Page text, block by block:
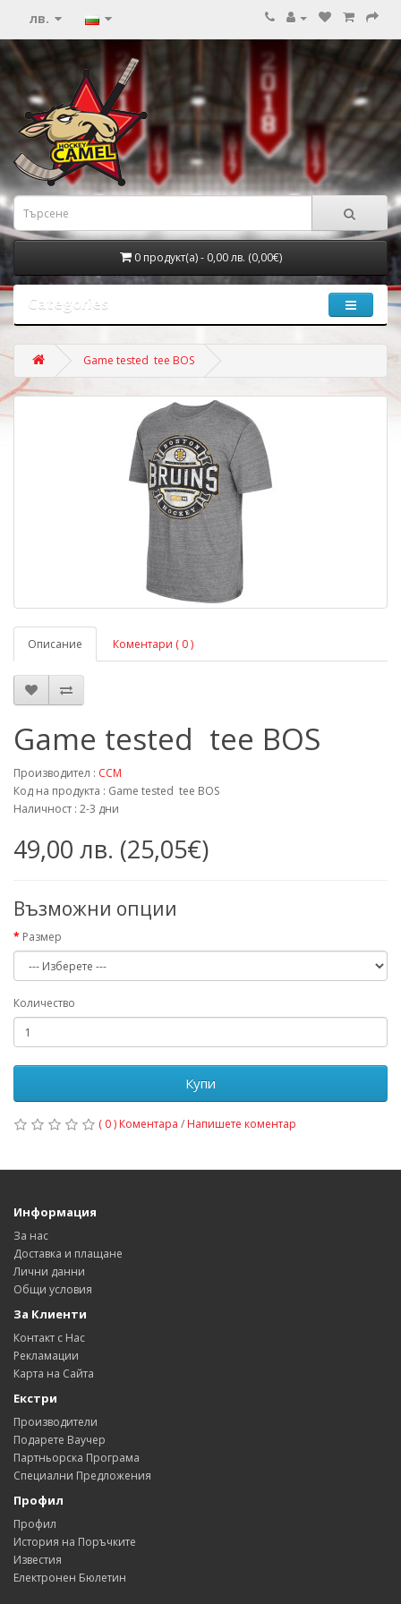
лв.
0 продукт(а) - 0,00 лв. (0,00€)
Categories
Game tested tee BOS
Описание Коментари ( 0 )
Game tested tee BOS
Производител : CCM
Код на продукта : Game tested tee BOS
Наличност : 2-3 дни
49,00 лв. (25,05€)
Възможни опции
Размер
Количество
Купи
( 0 ) Коментара / Напишете коментар
Информация
За нас
Доставка и плащане
Лични данни
Общи условия
За Клиенти
Контакт с Нас
Рекламации
Карта на Сайта
Екстри
Производители
Подарете Ваучер
Партньорска Програма
Специални Предложения
Профил
Профил
История на Поръчките
Известия
Електронен Бюлетин